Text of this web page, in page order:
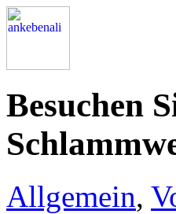
Besuchen
Allgemein,